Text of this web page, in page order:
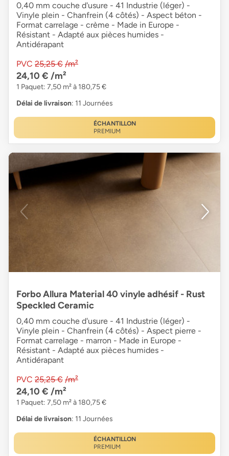
0,40 mm couche d'usure - 41 Industrie (léger) -
Vinyle plein - Chanfrein (4 côtés) - Aspect béton -
Format carrelage - crème - Made in Europe -
Résistant - Adapté aux pièces humides -
Antidérapant
PVC 25,25 € /m²
24,10 € /m²
1 Paquet: 7,50 m² à 180,75 €
Délai de livraison: 11 Journées
ÉCHANTILLON
PREMIUM
Forbo Allura Material 40 vinyle adhésif - Rust
Speckled Ceramic
0,40 mm couche d'usure - 41 Industrie (léger) -
Vinyle plein - Chanfrein (4 côtés) - Aspect pierre -
Format carrelage - marron - Made in Europe -
Résistant - Adapté aux pièces humides -
Antidérapant
PVC 25,25 € /m²
24,10 € /m²
1 Paquet: 7,50 m² à 180,75 €
Délai de livraison: 11 Journées
ÉCHANTILLON
PREMIUM